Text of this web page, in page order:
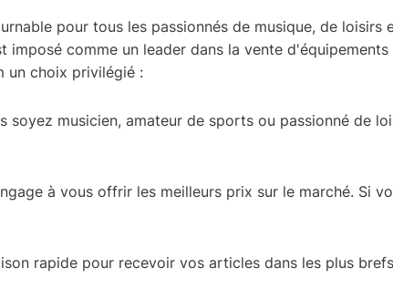
pour tous les passionnés de musique, de
imposé comme un leader dans la vente
un choix privilégié :
soyez musicien, amateur de sports ou passionné de
à vous offrir les meilleurs prix sur le marché. Si
rapide pour recevoir vos articles dans les plus